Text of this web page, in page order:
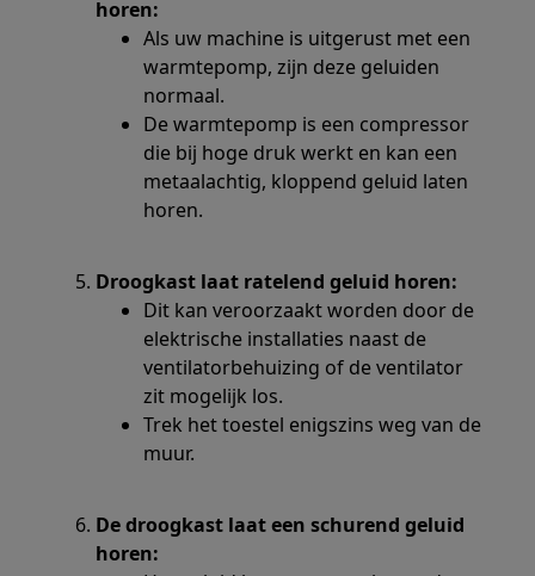
horen:
Als uw machine is uitgerust met een
warmtepomp, zijn deze geluiden
normaal.
De warmtepomp is een compressor
die bij hoge druk werkt en kan een
metaalachtig, kloppend geluid laten
horen.
Droogkast laat ratelend geluid horen:
Dit kan veroorzaakt worden door de
elektrische installaties naast de
ventilatorbehuizing of de ventilator
zit mogelijk los.
Trek het toestel enigszins weg van de
muur.
De droogkast laat een schurend geluid
horen: